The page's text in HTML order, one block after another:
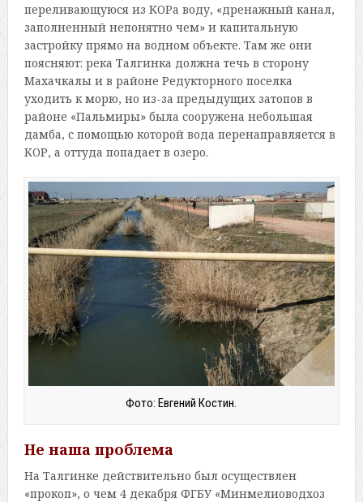
переливающуюся из КОРа воду, «дренажный канал,
заполненный непонятно чем» и капитальную
застройку прямо на водном объекте. Там же они
поясняют: река Талгинка должна течь в сторону
Махачкалы и в районе Редукторного поселка
уходить к морю, но из-за предыдущих затопов в
районе «Пальмиры» была сооружена небольшая
дамба, с помощью которой вода перенаправляется в
КОР, а оттуда попадает в озеро.
Фото: Евгений Костин.
Не наша проблема
На Талгинке действительно был осуществлен
«прокоп», о чем 4 декабря ФГБУ «Минмелиоводхоз